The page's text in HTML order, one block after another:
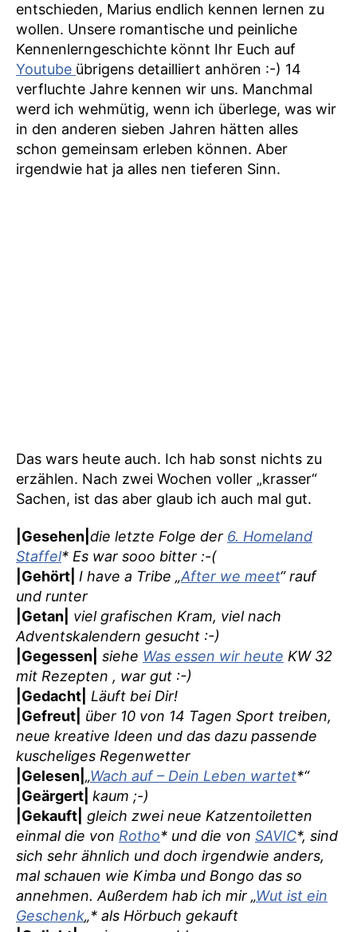
entschieden, Marius endlich kennen lernen zu
wollen. Unsere romantische und peinliche
Kennenlerngeschichte könnt Ihr Euch auf
Youtube übrigens detailliert anhören :-) 14
verfluchte Jahre kennen wir uns. Manchmal
werd ich wehmütig, wenn ich überlege, was wir
in den anderen sieben Jahren hätten alles
schon gemeinsam erleben können. Aber
irgendwie hat ja alles nen tieferen Sinn.
Das wars heute auch. Ich hab sonst nichts zu
erzählen. Nach zwei Wochen voller „krasser“
Sachen, ist das aber glaub ich auch mal gut.
|Gesehen| die letzte Folge der 6. Homeland
Staffel* Es war sooo bitter :-(
|Gehört| I have a Tribe „After we meet“ rauf
und runter
|Getan|
viel grafischen Kram, viel nach
Adventskalendern gesucht :-)
|Gegessen| siehe Was essen wir heute KW 32
mit Rezepten , war gut :-)
|Gedacht|
Läuft bei Dir!
|Gefreut|
über 10 von 14 Tagen Sport treiben,
neue kreative Ideen und das dazu passende
kuscheliges Regenwetter
|Gelesen| „Wach auf – Dein Leben wartet*“
|Geärgert| kaum ;-)
|Gekauft|
gleich zwei neue Katzentoiletten
einmal die von Rotho* und die von SAVIC*, sind
sich sehr ähnlich und doch irgendwie anders,
mal schauen wie Kimba und Bongo das so
annehmen. Außerdem hab ich mir „Wut ist ein
Geschenk„* als Hörbuch gekauft